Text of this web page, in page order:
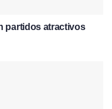
partidos atractivos